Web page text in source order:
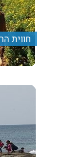
חווית
טיול
על
person